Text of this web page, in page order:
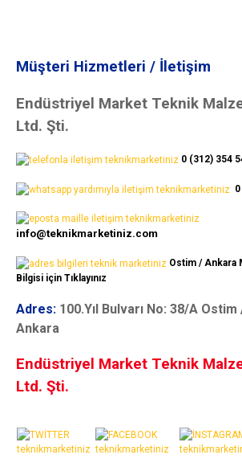
Müşteri Hizmetleri / İletişim
Endüstriyel Market Teknik
Ltd. Şti.
0 (312) 354
info@teknikmarketiniz.com
Ostim / Ankara
Bilgisi için Tıklayınız
Adres: 100.Yıl Bulvarı No: 38/A
Ankara
Endüstriyel Market Teknik
Ltd. Şti.